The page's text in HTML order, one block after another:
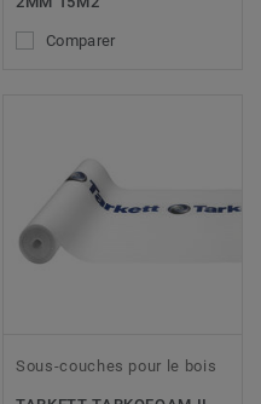
Comparer
Sous-couches pour le bois